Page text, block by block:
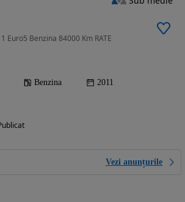
Euro5 Benzina 84000 Km RATE
Benzina 2011
Vezi anunțurile